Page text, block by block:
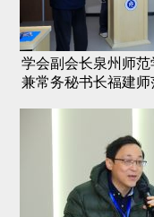
学会副会长泉州师
兼常务秘书长福建